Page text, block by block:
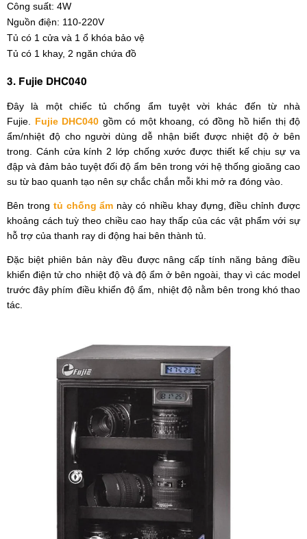
Công suất: 4W
Nguồn điện: 110-220V
Tủ có 1 cửa và 1 ổ khóa bảo vệ
Tủ có 1 khay, 2 ngăn chứa đồ
3. Fujie DHC040
Đây là một chiếc tủ chống ẩm tuyệt vời khác đến từ nhà
Fujie. Fujie DHC040 gồm có một khoang, có đồng hồ hiển thị độ
ẩm/nhiệt độ cho người dùng dễ nhận biết được nhiệt độ ở bên
trong. Cánh cửa kính 2 lớp chống xước được thiết kế chịu sự va
đập và đảm bảo tuyệt đối độ ẩm bên trong với hệ thống gioăng cao
su từ bao quanh tạo nên sự chắc chắn mỗi khi mở ra đóng vào.
Bên trong tủ chống ẩm này có nhiều khay đựng, điều chỉnh được
khoảng cách tuỳ theo chiều cao hay thấp của các vật phẩm với sự
hỗ trợ của thanh ray di động hai bên thành tủ.
Đặc biệt phiên bản này đều được nâng cấp tính năng bảng điều
khiển điện tử cho nhiệt độ và độ ẩm ở bên ngoài, thay vì các model
trước đây phím điều khiển độ ẩm, nhiệt độ nằm bên trong khó thao
tác.